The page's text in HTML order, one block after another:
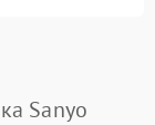
Sanyo